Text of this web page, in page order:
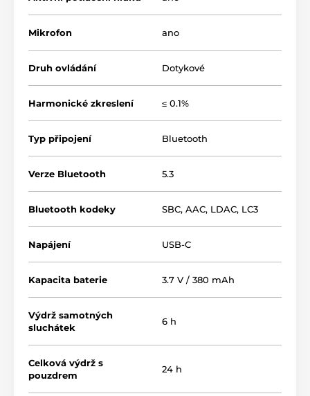
Mikrofon ano
Druh ovládání Dotykové
Harmonické zkreslení ≤ 0.1%
Typ připojení Bluetooth
Verze Bluetooth 5.3
Bluetooth kodeky SBC, AAC, LDAC, LC3
Napájení USB-C
Kapacita baterie 3.7 V / 380 mAh
Výdrž samotných
sluchátek
6 h
Celková výdrž s
pouzdrem
24 h